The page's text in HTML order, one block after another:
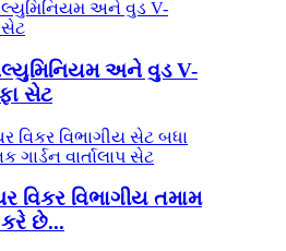
અને વુડ V-
સેટ
વિકર વિભાગીય તમામ
છે...